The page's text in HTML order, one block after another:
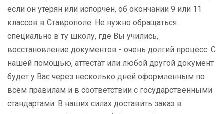
если он утерян или испорчен, об окончании 9 или 11
классов в Ставрополе. Не нужно обращаться
специально в ту школу, где Вы учились,
восстановление документов - очень долгий процесс. С
нашей помощью, аттестат или любой другой документ
будет у Вас через несколько дней оформленным по
всем правилам и в соответствии с государственными
стандартами. В наших силах доставить заказ в